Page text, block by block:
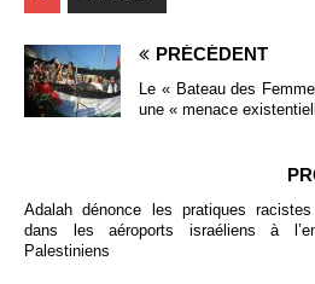
PRÉCÉDENT
Le « Bateau des
une « menace
Adalah dénonce les pratiques
dans les aéroports israéliens à
Palestiniens